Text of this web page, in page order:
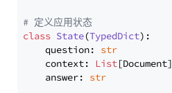
# 定义应用状态
class State(TypedDict):
    question:
str
    context:
List[Document]
    answer:
str